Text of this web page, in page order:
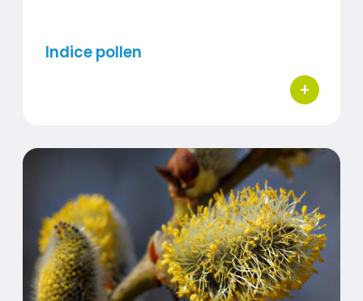
Indice pollen
+
bouton
Pollens
Visuel